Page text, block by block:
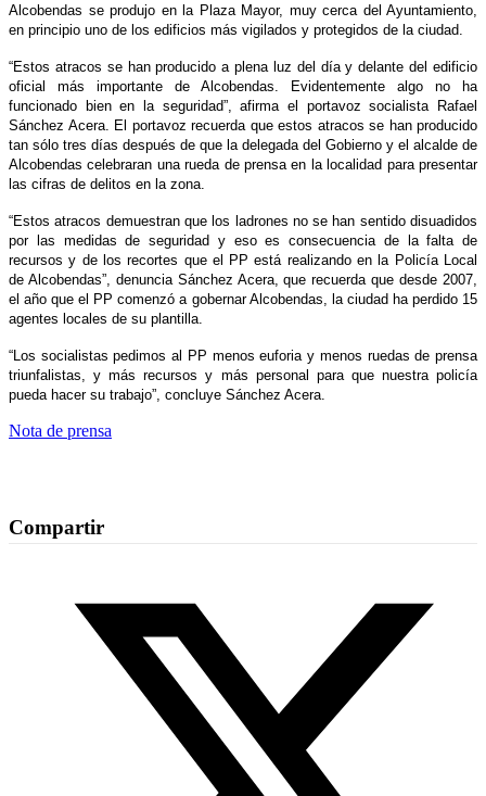
Alcobendas se produjo en la Plaza Mayor, muy cerca del Ayuntamiento,
en principio uno de los edificios más vigilados y protegidos de la ciudad.
“Estos atracos se han producido a plena luz del día y delante del edificio
oficial más importante de Alcobendas. Evidentemente algo no ha
funcionado bien en la seguridad”, afirma el portavoz socialista Rafael
Sánchez Acera. El portavoz recuerda que estos atracos se han producido
tan sólo tres días después de que la delegada del Gobierno y el alcalde de
Alcobendas celebraran una rueda de prensa en la localidad para presentar
las cifras de delitos en la zona.
“Estos atracos demuestran que los ladrones no se han sentido disuadidos
por las medidas de seguridad y eso es consecuencia de la falta de
recursos y de los recortes que el PP está realizando en la Policía Local
de Alcobendas”, denuncia Sánchez Acera, que recuerda que desde 2007,
el año que el PP comenzó a gobernar Alcobendas, la ciudad ha perdido 15
agentes locales de su plantilla.
“Los socialistas pedimos al PP menos euforia y menos ruedas de prensa
triunfalistas, y más recursos y más personal para que nuestra policía
pueda hacer su trabajo”, concluye Sánchez Acera.
Nota de prensa
Compartir